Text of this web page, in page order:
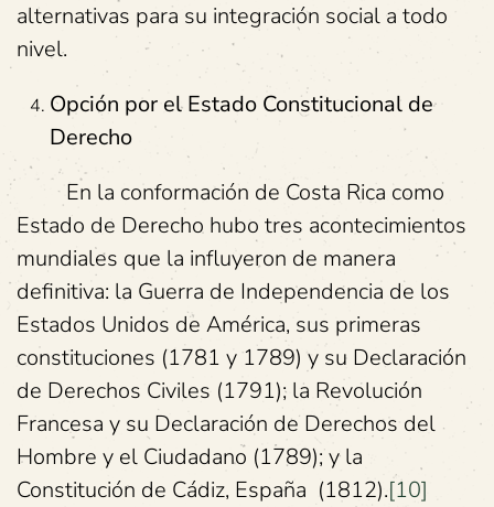
alternativas para su integración social a todo
nivel.
Opción por el Estado Constitucional de
Derecho
En la conformación de Costa Rica como
Estado de Derecho hubo tres acontecimientos
mundiales que la influyeron de manera
definitiva: la Guerra de Independencia de los
Estados Unidos de América, sus primeras
constituciones (1781 y 1789) y su Declaración
de Derechos Civiles (1791); la Revolución
Francesa y su Declaración de Derechos del
Hombre y el Ciudadano (1789); y la
Constitución de Cádiz, España (1812).[10]